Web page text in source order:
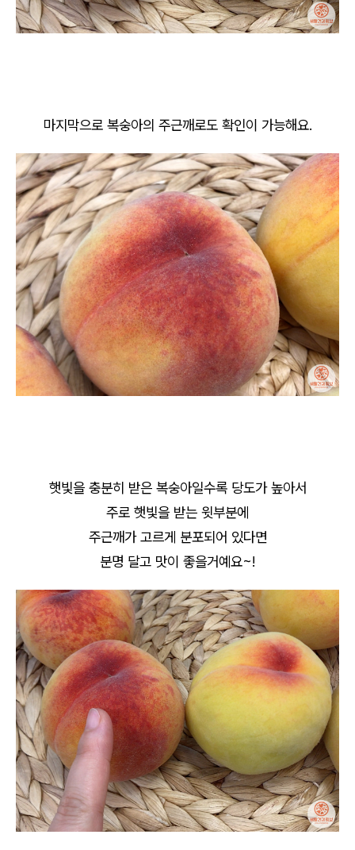
마지막으로 복숭아의 주근깨로도 확인이 가능해요.
햇빛을 충분히 받은 복숭아일수록 당도가 높아서
주로 햇빛을 받는 윗부분에
주근깨가 고르게 분포되어 있다면
분명 달고 맛이 좋을거예요~!